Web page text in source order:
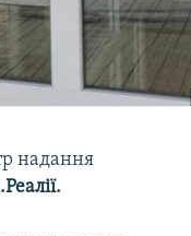
надання